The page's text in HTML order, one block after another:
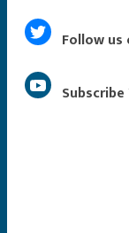
Follow